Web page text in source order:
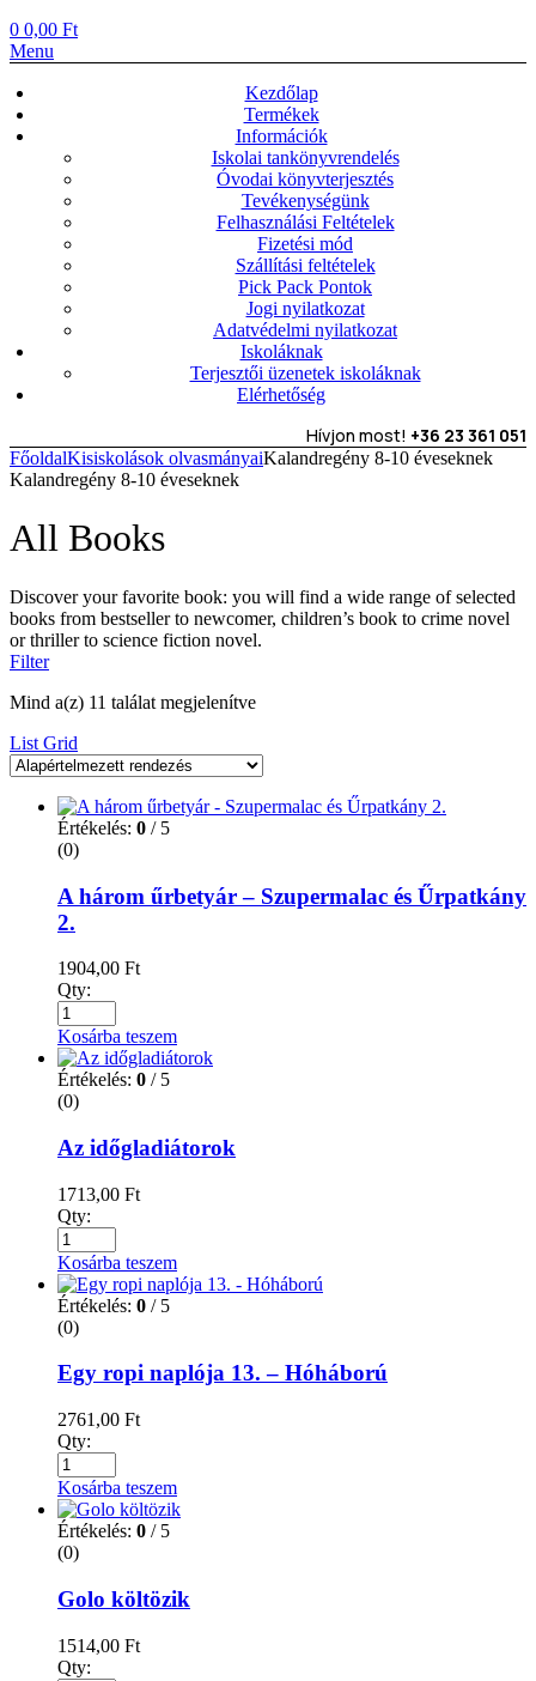
0 0,00 Ft
Menu
Kezdőlap
Termékek
Információk
Iskolai tankönyvrendelés
Óvodai könyvterjesztés
Tevékenységünk
Felhasználási Feltételek
Fizetési mód
Szállítási feltételek
Pick Pack Pontok
Jogi nyilatkozat
Adatvédelmi nyilatkozat
Iskoláknak
Terjesztői üzenetek iskoláknak
Elérhetőség
Hívjon most! +36 23 361 051
FőoldalKisiskolások olvasmányaiKalandregény 8-10 éveseknek
Kalandregény 8-10 éveseknek
All Books
Discover your favorite book: you will find a wide range of selected
books from bestseller to newcomer, children’s book to crime novel
or thriller to science fiction novel.
Filter
Mind a(z) 11 találat megjelenítve
List Grid
Értékelés: 0 / 5
(0)
A három űrbetyár – Szupermalac és Űrpatkány
2.
1904,00 Ft
Qty:
Kosárba teszem
Értékelés: 0 / 5
(0)
Az időgladiátorok
1713,00 Ft
Qty:
Kosárba teszem
Értékelés: 0 / 5
(0)
Egy ropi naplója 13. – Hóháború
2761,00 Ft
Qty:
Kosárba teszem
Értékelés: 0 / 5
(0)
Golo költözik
1514,00 Ft
Qty: